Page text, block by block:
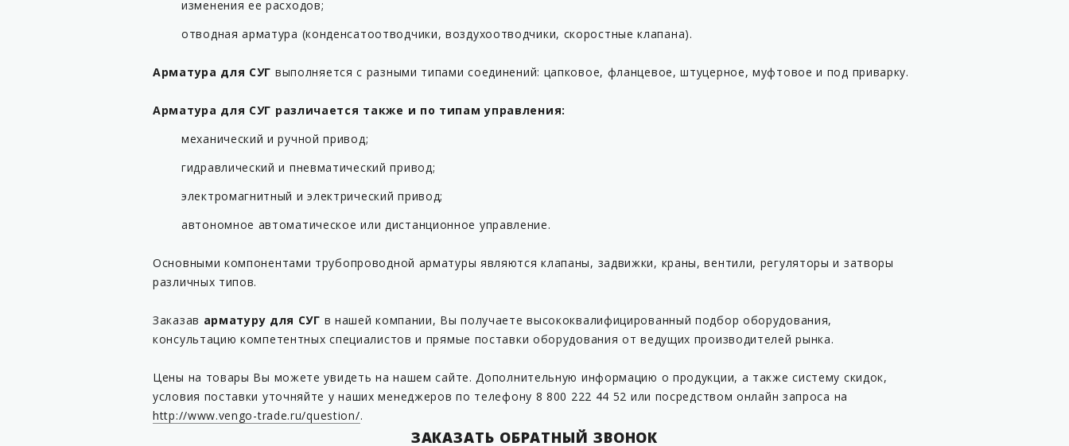
изменения ее расходов;
отводная арматура (конденсатоотводчики, воздухоотводчики, скоростные клапана).
Арматура для СУГ выполняется с разными типами соединений: цапковое, фланцевое, штуцерное, муфтовое и под приварку.
Арматура для СУГ различается также и по типам управления:
механический и ручной привод;
гидравлический и пневматический привод;
электромагнитный и электрический привод;
автономное автоматическое или дистанционное управление.
Основными компонентами трубопроводной арматуры являются клапаны, задвижки, краны, вентили, регуляторы и затворы
различных типов.
Заказав арматуру для СУГ в нашей компании, Вы получаете высококвалифицированный подбор оборудования,
консультацию компетентных специалистов и прямые поставки оборудования от ведущих производителей рынка.
Цены на товары Вы можете увидеть на нашем сайте. Дополнительную информацию о продукции, а также систему скидок,
условия поставки уточняйте у наших менеджеров по телефону 8 800 222 44 52 или посредством онлайн запроса на
http://www.vengo-trade.ru/question/.
ЗАКАЗАТЬ ОБРАТНЫЙ ЗВОНОК